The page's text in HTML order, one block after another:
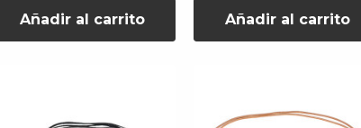
Añadir al carrito Añadir al carrito